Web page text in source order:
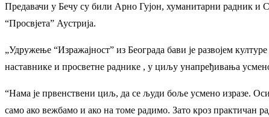
Предавачи у Бечу су били Арно Гујон, хуманитарни радник и
“Просвјета” Аустрија.
„Удружење “Изражајност” из Београда бави је развојем
наставнике и просветне раднике , у циљу унапређивања
“Нама је првенствени циљ, да се људи боље усмено изразе.
само ако вежбамо и ако на томе радимо. Зато кроз практичан